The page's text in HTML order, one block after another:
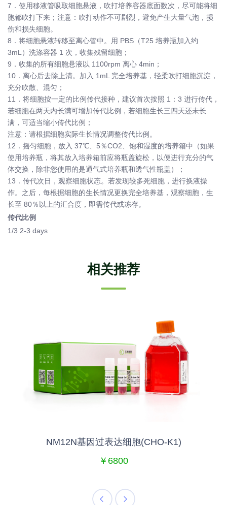
7．使用移液管吸取细胞悬液，吹打培养容器底面数次，尽可能将细
胞都吹打下来；注意：吹打动作不可剧烈，避免产生大量气泡，损
伤和损失细胞。
8．将细胞悬液转移至离心管中。用 PBS（T25 培养瓶加入约
3mL）洗涤容器 1 次，收集残留细胞；
9．收集的所有细胞悬液以 1100rpm 离心 4min；
10．离心后去除上清。加入 1mL 完全培养基，轻柔吹打细胞沉淀，
充分吹散、混匀；
11．将细胞按一定的比例传代接种，建议首次按照 1：3 进行传代，
若细胞在两天内长满可增加传代比例，若细胞生长三四天还未长
满，可适当缩小传代比例；
注意：请根据细胞实际生长情况调整传代比例。
12．摇匀细胞，放入 37℃、5％CO2、饱和湿度的培养箱中（如果
使用培养瓶，将其放入培养箱前应将瓶盖旋松，以便进行充分的气
体交换，除非您使用的是通气式培养瓶和透气性瓶盖）；
13．传代次日，观察细胞状态。若发现较多死细胞，进行换液操
作。之后，每根据细胞的生长情况更换完全培养基，观察细胞，生
长至 80％以上的汇合度，即需传代或冻存。
传代比例
1/3 2-3 days
相关推荐
NM12N基因过表达细胞(CHO-K1)
￥6800